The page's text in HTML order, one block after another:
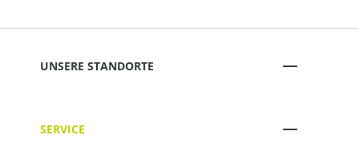
UNSERE STANDORTE
SERVICE